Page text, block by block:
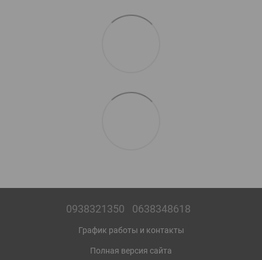
0938321350 0638348618
График работы и контакты
Полная версия сайта